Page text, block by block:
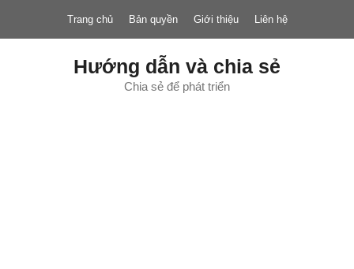
nội
Trang chủ Bản quyền Giới thiệu Liên hệ
Hướng dẫn và chia sẻ
Chia sẻ để phát triển